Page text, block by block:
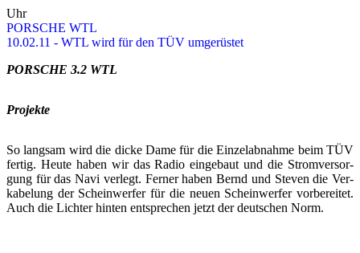
Uhr
POR­SCHE WTL
10.02.11 - WTL wird für den TÜV um­ge­rüs­tet
POR­SCHE 3.2 WTL
Pro­jek­te
So lang­sam wird die dicke Dame für die Ein­zel­ab­nah­me beim TÜV
fer­tig. Heute haben wir das Radio ein­ge­baut und die Strom­ver­sor­
gung für das Navi ver­legt. Fer­ner haben Bernd und Ste­ven die Ver­
ka­be­lung der Schein­wer­fer für die neuen Schein­wer­fer vor­be­rei­tet.
Auch die Lich­ter hin­ten ent­spre­chen jetzt der deut­schen Norm.